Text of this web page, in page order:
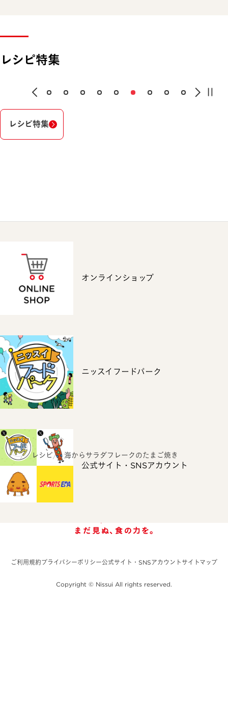
レシピ特集
レシピ特集
オンラインショップ
ニッスイフードパーク
公式サイト・SNSアカウント
ホーム レシピ 海からサラダフレークのたまご焼き
ご利用規約プライバシーポリシー公式サイト・SNSアカウント サイトマップ
Copyright © Nissui All rights reserved.